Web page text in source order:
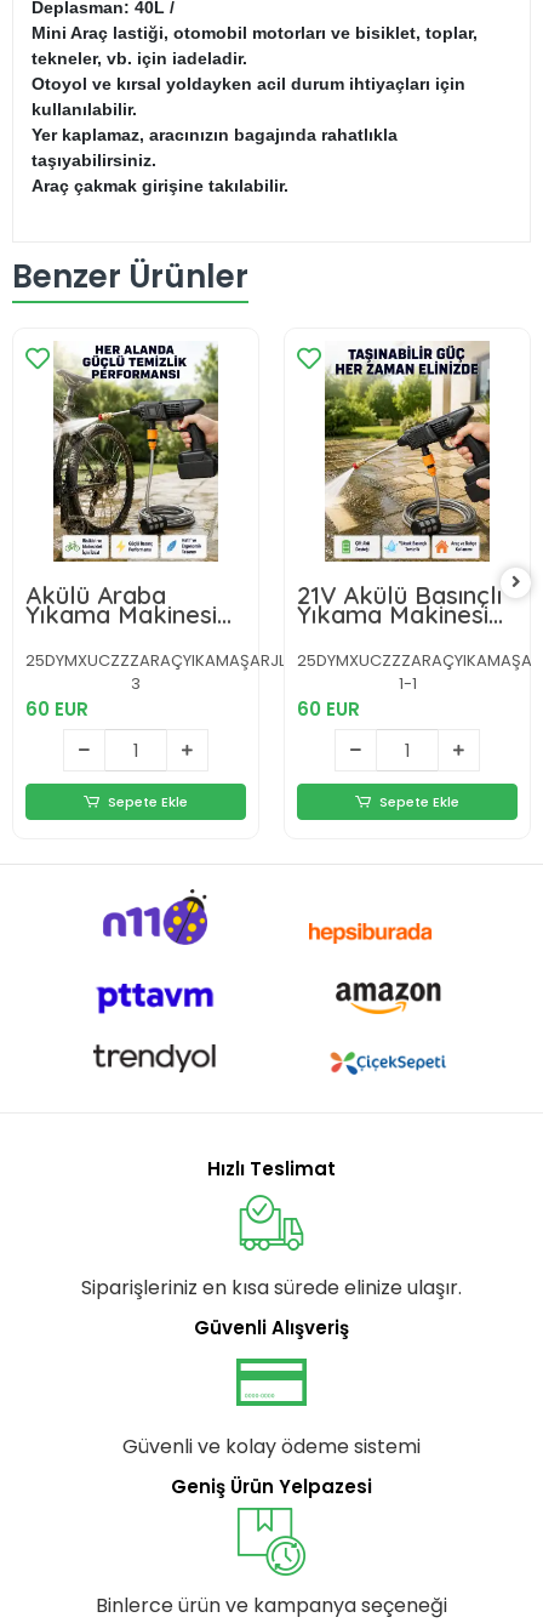
Deplasman: 40L /
Mini Araç lastiği, otomobil motorları ve bisiklet, toplar,
tekneler, vb. için iadeladir.
Otoyol ve kırsal yoldayken acil durum ihtiyaçları için
kullanılabilir.
Yer kaplamaz, aracınızın bagajında rahatlıkla
taşıyabilirsiniz.
Araç çakmak girişine takılabilir.
Benzer Ürünler
Akülü Araba
Yıkama Makinesi
21V Güçlü Basınçlı
ve Çift Akülü
Taşınabilir
25DYMXUCZZZARAÇYIKAMAŞARJLIIII-
3
60 EUR
Sepete Ekle
21V Akülü Basınçlı
Yıkama Makinesi
Çift Akülü ve Hızlı
Şarj Özellikli
1-1
60 EUR
Sepete Ekle
Hızlı Teslimat
Siparişleriniz en kısa sürede elinize ulaşır.
Güvenli Alışveriş
Güvenli ve kolay ödeme sistemi
Geniş Ürün Yelpazesi
Binlerce ürün ve kampanya seçeneği